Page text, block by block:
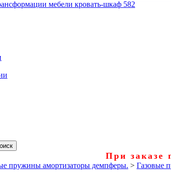
мебели кровать-шкаф 582
При заказе
пружины амортизаторы демпферы. > Газовые